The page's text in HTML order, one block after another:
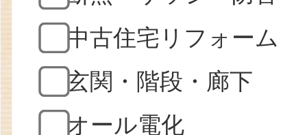
中古住宅リフォーム
玄関・階段・廊下
オール電化